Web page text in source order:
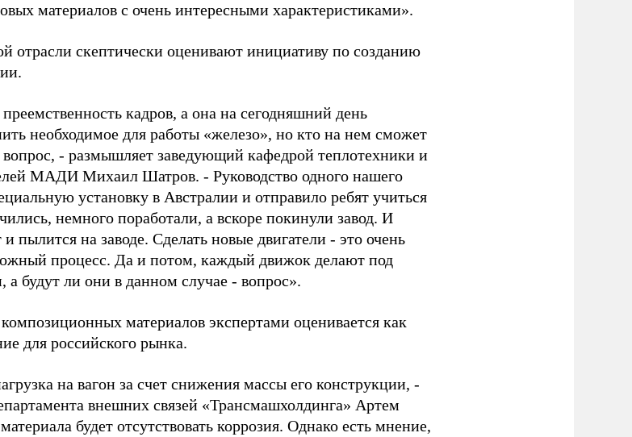
материалов с очень интересными характеристиками».
отрасли скептически оценивают инициативу по созданию
кадров, а она на сегодняшний день
необходимое для работы «железо», но кто на нем сможет
вопрос, - размышляет заведующий кафедрой теплотехники и
МАДИ Михаил Шатров. - Руководство одного нашего
установку в Австралии и отправило ребят учиться
немного поработали, а вскоре покинули завод. И
пылится на заводе. Сделать новые двигатели - это очень
процесс. Да и потом, каждый движок делают под
а будут ли они в данном случае - вопрос».
материалов экспертами оценивается как
для российского рынка.
на вагон за счет снижения массы его конструкции, -
внешних связей «Трансмашхолдинга» Артем
будет отсутствовать коррозия. Однако есть мнение,